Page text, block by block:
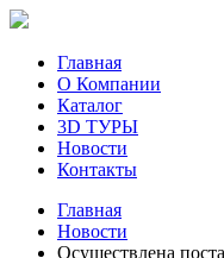
Главная
О Компании
Каталог
3D ТУРЫ
Новости
Контакты
Главная
Новости
Осуществлена